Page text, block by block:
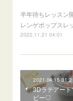
半年待ちレッスン
レンゲポップスレ
2022.11.21 04:01
2021.04.15
3Dラテアート
ピー♡